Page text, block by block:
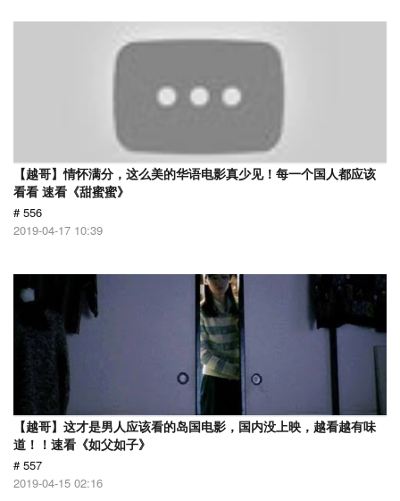
【越哥】情怀满分，这么美的华语电影真少见！每一个国人都应该
看看 速看《甜蜜蜜》
# 556
2019-04-17 10:39
【越哥】这才是男人应该看的岛国电影，国内没上映，越看越有味
道！！速看《如父如子》
# 557
2019-04-15 02:16